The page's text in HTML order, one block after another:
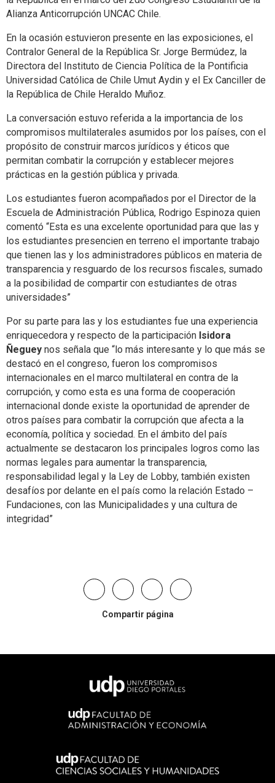
Alianza Anticorrupción UNCAC Chile.
En la ocasión estuvieron presente en las exposiciones, el
Contralor General de la República Sr. Jorge Bermúdez, la
Directora del Instituto de Ciencia Política de la Pontificia
Universidad Católica de Chile Umut Aydin y el Ex Canciller de
la República de Chile Heraldo Muñoz.
La conversación estuvo referida a la importancia de los
compromisos multilaterales asumidos por los países, con el
propósito de construir marcos jurídicos y éticos que
permitan combatir la corrupción y establecer mejores
prácticas en la gestión pública y privada.
Los estudiantes fueron acompañados por el Director de la
Escuela de Administración Pública, Rodrigo Espinoza quien
comentó “Esta es una excelente oportunidad para que las y
los estudiantes presencien en terreno el importante trabajo
que tienen las y los administradores públicos en materia de
transparencia y resguardo de los recursos fiscales, sumado
a la posibilidad de compartir con estudiantes de otras
universidades”
Por su parte para las y los estudiantes fue una experiencia
enriquecedora y respecto de la participación Isidora
Ñeguey nos señala que “lo más interesante y lo que más se
destacó en el congreso, fueron los compromisos
internacionales en el marco multilateral en contra de la
corrupción, y como esta es una forma de cooperación
internacional donde existe la oportunidad de aprender de
otros países para combatir la corrupción que afecta a la
economía, política y sociedad. En el ámbito del país
actualmente se destacaron los principales logros como las
normas legales para aumentar la transparencia,
responsabilidad legal y la Ley de Lobby, también existen
desafíos por delante en el país como la relación Estado –
Fundaciones, con las Municipalidades y una cultura de
integridad”
Compartir página